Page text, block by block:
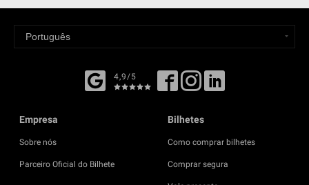
4,9/5
Empresa
Sobre nós
Parceiro Oficial do Bilhete
Bilhetes
Como comprar bilhetes
Comprar segura